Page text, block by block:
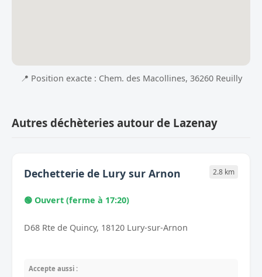
📍 Position exacte : Chem. des Macollines, 36260 Reuilly
Autres déchèteries autour de Lazenay
Dechetterie de Lury sur Arnon 2.8 km
🟢 Ouvert (ferme à 17:20)
D68 Rte de Quincy, 18120 Lury-sur-Arnon
Accepte aussi :